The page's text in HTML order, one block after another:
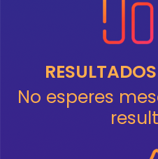
No esperes